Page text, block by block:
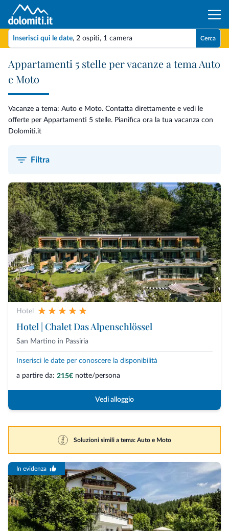
Inserisci qui le date, 2 ospiti, 1 camera Cerca
Appartamenti 5 stelle per vacanze a tema Auto
e Moto
Vacanze a tema: Auto e Moto. Contatta direttamente e vedi le
offerte per Appartamenti 5 stelle. Pianifica ora la tua vacanza con
Dolomiti.it
Filtra
Hotel
Hotel | Chalet Das Alpenschlössel
San Martino in Passiria
Inserisci le date per conoscere la disponibilità
a partire da: 215€ notte/persona
Vedi alloggio
Soluzioni simili a tema: Auto e Moto
In evidenza